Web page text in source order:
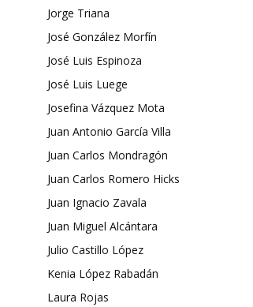
Jorge Triana
José González Morfín
José Luis Espinoza
José Luis Luege
Josefina Vázquez Mota
Juan Antonio García Villa
Juan Carlos Mondragón
Juan Carlos Romero Hicks
Juan Ignacio Zavala
Juan Miguel Alcántara
Julio Castillo López
Kenia López Rabadán
Laura Rojas